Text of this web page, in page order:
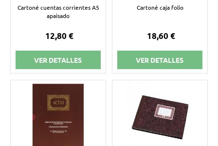
Cartoné cuentas corrientes A5
apaisado
12,80 €
VER DETALLES
Cartoné caja folio
18,60 €
VER DETALLES